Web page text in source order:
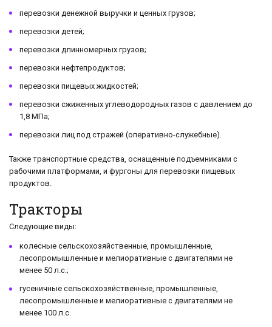
перевозки денежной выручки и ценных грузов;
перевозки детей;
перевозки длинномерных грузов;
перевозки нефтепродуктов;
перевозки пищевых жидкостей;
перевозки сжиженных углеводородных газов с давлением до
1,8 МПа;
перевозки лиц под стражей (оперативно-служебные).
Также транспортные средства, оснащенные подъемниками с
рабочими платформами, и фургоны для перевозки пищевых
продуктов.
Тракторы
Следующие виды:
колесные сельскохозяйственные, промышленные,
лесопромышленные и мелиоративные с двигателями не
менее 50 л.с.;
гусеничные сельскохозяйственные, промышленные,
лесопромышленные и мелиоративные с двигателями не
менее 100 л.с.